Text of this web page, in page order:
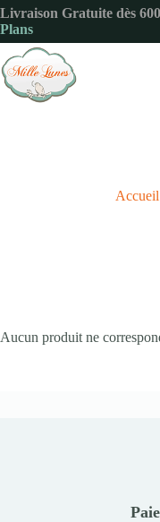
Passer
au
contenu
Livraison Gratuite dès
Plans
Accueil
Aucun produit ne